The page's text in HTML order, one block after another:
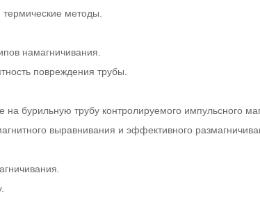
методы.
намагничивания.
повреждения трубы.
на бурильную трубу контролируемого импульсного
выравнивания и эффективного